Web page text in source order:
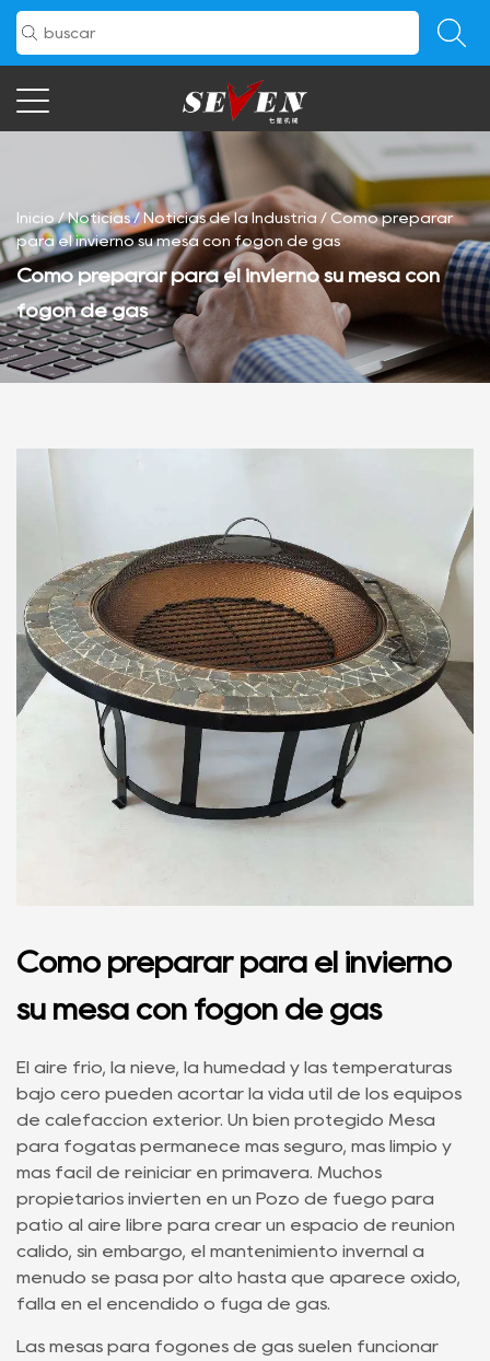
Inicio /Noticias/Noticias de la Industria / Cómo preparar
para el invierno su mesa con fogón de gas
Cómo preparar para el invierno su mesa con
fogón de gas
Cómo preparar para el invierno
su mesa con fogón de gas
El aire frío, la nieve, la humedad y las temperaturas
bajo cero pueden acortar la vida útil de los equipos
de calefacción exterior. Un bien protegido Mesa
para fogatas permanece más seguro, más limpio y
más fácil de reiniciar en primavera. Muchos
propietarios invierten en un Pozo de fuego para
patio al aire libre para crear un espacio de reunión
cálido, sin embargo, el mantenimiento invernal a
menudo se pasa por alto hasta que aparece óxido,
falla en el encendido o fuga de gas.
Las mesas para fogones de gas suelen funcionar